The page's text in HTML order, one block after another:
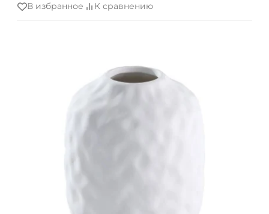
В избранное К сравнению